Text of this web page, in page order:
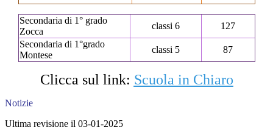
Secondaria di 1° grado
Zocca
classi 6
127
Secondaria di 1°grado
Montese
classi 5 87
Clicca sul link: Scuola in Chiaro
Notizie
Ultima revisione il 03-01-2025